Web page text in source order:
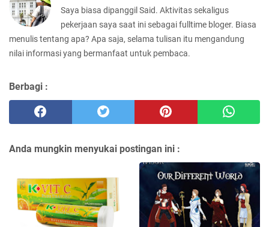
Saya biasa dipanggil Said. Aktivitas sekaligus
pekerjaan saya saat ini sebagai fulltime bloger. Biasa
menulis tentang apa? Apa saja, selama tulisan itu mengandung
nilai informasi yang bermanfaat untuk pembaca.
Berbagi :
Anda mungkin menyukai postingan ini :